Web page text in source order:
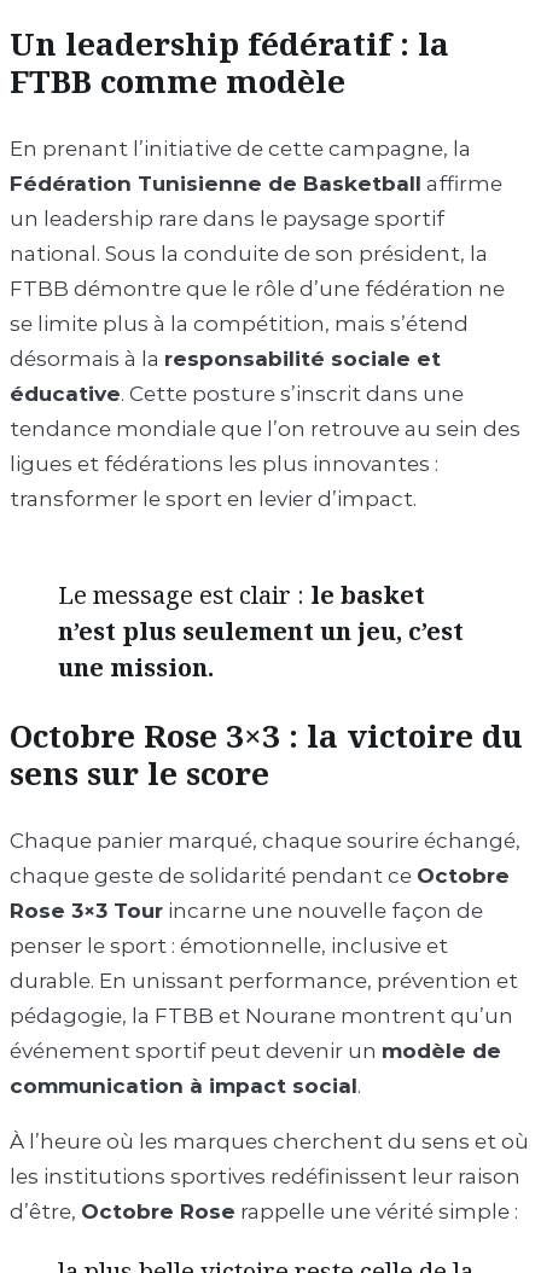
Un leadership fédératif : la
FTBB comme modèle
En prenant l’initiative de cette campagne, la
Fédération Tunisienne de Basketball affirme
un leadership rare dans le paysage sportif
national. Sous la conduite de son président, la
FTBB démontre que le rôle d’une fédération ne
se limite plus à la compétition, mais s’étend
désormais à la responsabilité sociale et
éducative. Cette posture s’inscrit dans une
tendance mondiale que l’on retrouve au sein des
ligues et fédérations les plus innovantes :
transformer le sport en levier d’impact.
Le message est clair : le basket
n’est plus seulement un jeu, c’est
une mission.
Octobre Rose 3×3 : la victoire du
sens sur le score
Chaque panier marqué, chaque sourire échangé,
chaque geste de solidarité pendant ce Octobre
Rose 3×3 Tour incarne une nouvelle façon de
penser le sport : émotionnelle, inclusive et
durable. En unissant performance, prévention et
pédagogie, la FTBB et Nourane montrent qu’un
événement sportif peut devenir un modèle de
communication à impact social.
À l’heure où les marques cherchent du sens et où
les institutions sportives redéfinissent leur raison
d’être, Octobre Rose rappelle une vérité simple :